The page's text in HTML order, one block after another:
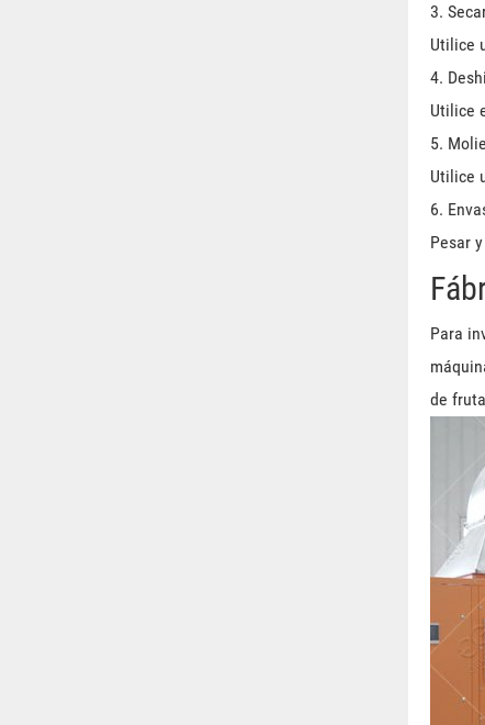
3.
Utilice
4.
Utilice
5.
Utilice
6.
Pesar
Para
de